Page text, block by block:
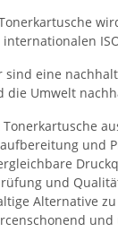
sind eine
die Umwelt
Tonerkartusche
und
und
Alternative